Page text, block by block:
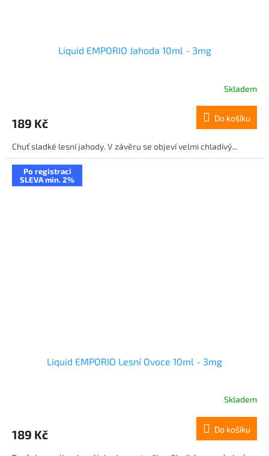
Liquid EMPORIO Jahoda 10ml - 3mg
Skladem
189 Kč Do košíku
Chuť sladké lesní jahody. V závěru se objeví velmi chladivý...
Po registraci
SLEVA min. 2%
Liquid EMPORIO Lesní Ovoce 10ml - 3mg
Skladem
189 Kč Do košíku